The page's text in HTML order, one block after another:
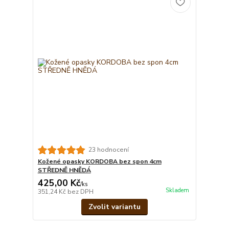
23 hodnocení
Kožené opasky KORDOBA bez spon 4cm
STŘEDNĚ HNĚDÁ
425,00 Kč/ks
351,24 Kč bez DPH Skladem
Zvolit variantu